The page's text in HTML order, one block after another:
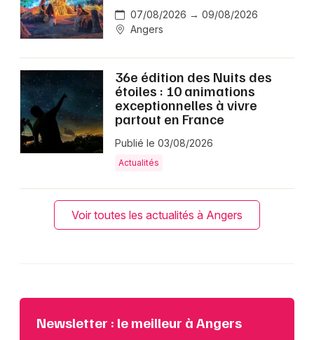
07/08/2026 → 09/08/2026
Angers
36e édition des Nuits des
étoiles : 10 animations
exceptionnelles à vivre
partout en France
Publié le 03/08/2026
Actualités
Voir toutes les actualités à Angers
Newsletter : le meilleur à Angers